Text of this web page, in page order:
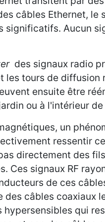
câbles Ethernet, le
significatifs. Aucun
des signaux radio
les tours de
ensuite être
ou à l'intérieur
un
ressentir
directement des
Ces signaux RF
de ces
câbles coaxiaux
qui